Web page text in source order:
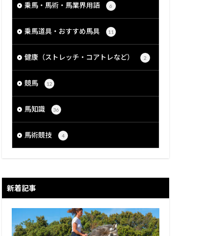
乗馬・馬術・馬業界用語 6
乗馬道具・おすすめ馬具 11
健康（ストレッチ・コアトレなど） 2
競馬 12
馬知識 36
馬術競技 4
新着記事